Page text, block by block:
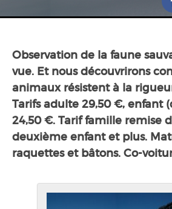
Observation de la faune
vue. Et nous découvrirons
animaux résistent à la
Tarifs adulte 29,50 €, enfant
24,50 €. Tarif famille remise
deuxième enfant et plus.
raquettes et bâtons. Co-